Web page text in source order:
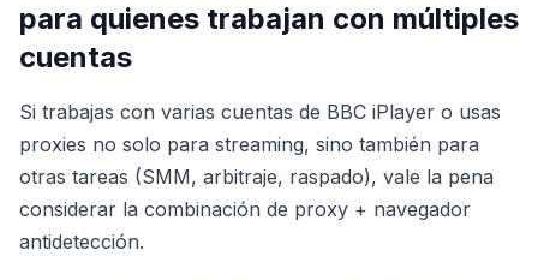
para quienes trabajan con múltiples
cuentas
Si trabajas con varias cuentas de BBC iPlayer o usas
proxies no solo para streaming, sino también para
otras tareas (SMM, arbitraje, raspado), vale la pena
considerar la combinación de proxy + navegador
antidetección.